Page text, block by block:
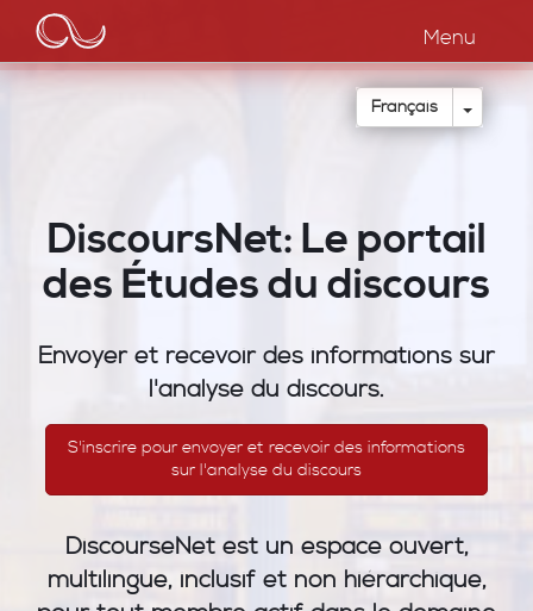
contenu
principal
Main
navigation
Menu
Français Toggle
DiscoursNet: Le portail
des Études du discours
Envoyer et recevoir des informations sur
l'analyse du discours.
S'inscrire pour envoyer et recevoir des informations
sur l'analyse du discours
DiscourseNet est un espace ouvert,
multilingue, inclusif et non hiérarchique,